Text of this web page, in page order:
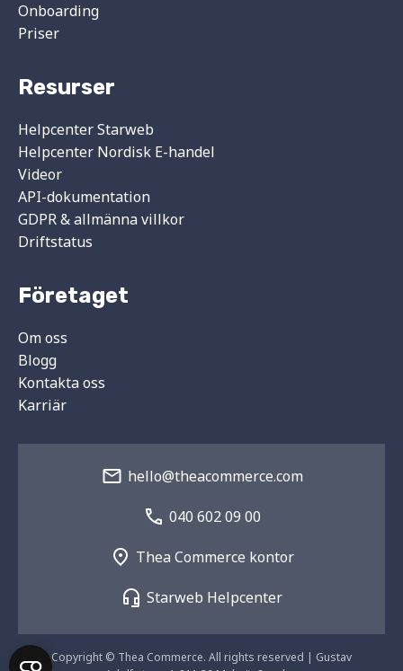
Onboarding
Priser
Resurser
Helpcenter Starweb
Helpcenter Nordisk E-handel
Videor
API-dokumentation
GDPR & allmänna villkor
Driftstatus
Företaget
Om oss
Blogg
Kontakta oss
Karriär
hello@theacommerce.com
040 602 09 00
Thea Commerce kontor
Starweb Helpcenter
Copyright © Thea Commerce. All rights reserved | Gustav